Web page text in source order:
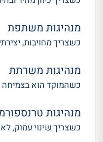
מנהיגות משתפת
כשצריך מחויבות,
מנהיגות משרתת
כשהמוקד הוא
מנהיגות
כשצריך שינוי עמוק,